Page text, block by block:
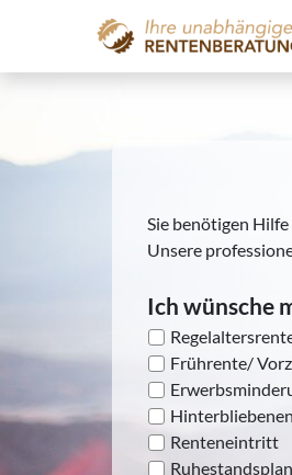
Sie benötigen
Unsere
Ich wünsche
Frührente/
Renteneintritt